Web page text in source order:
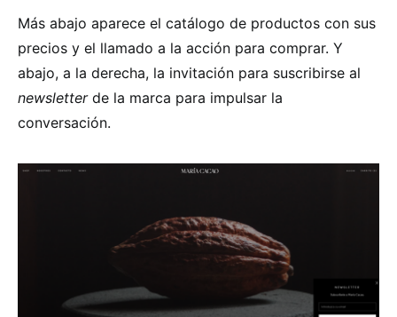
Más abajo aparece el catálogo de productos con sus
precios y el llamado a la acción para comprar. Y
abajo, a la derecha, la invitación para suscribirse al
newsletterde la marca para impulsar la
conversación.